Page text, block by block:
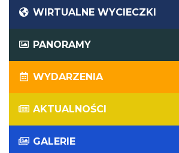
WIRTUALNE WYCIECZKI
PANORAMY
WYDARZENIA
AKTUALNOŚCI
GALERIE